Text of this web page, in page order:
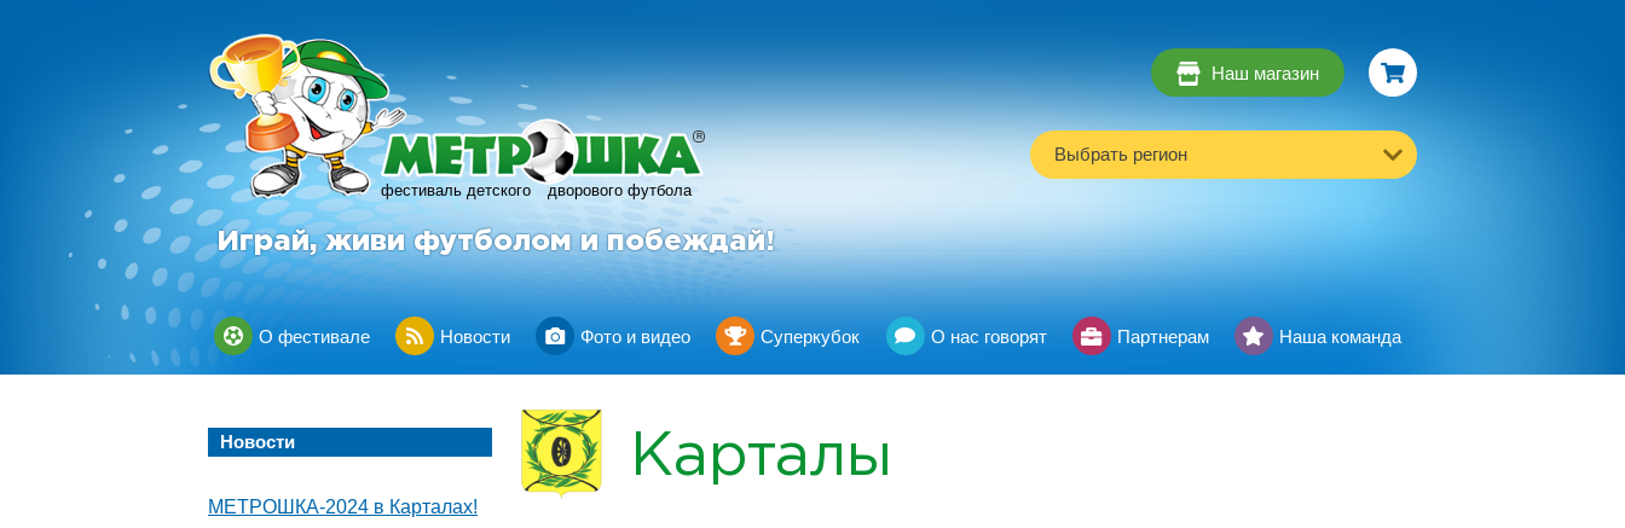
фестиваль детского дворового футбола
R
Играй, живи футболом и побеждай!
Наш магазин
Выбрать регион
О фестивале Новости Фото и видео Суперкубок О нас говорят Партнерам Наша команда
Новости
МЕТРОШКА-2024 в Карталах!
Карталы